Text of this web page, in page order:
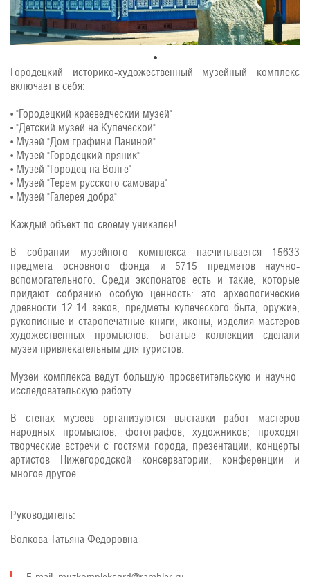
Городецкий историко-художественный музейный комплекс
включает в себя:
• "Городецкий краеведческий музей"
• "Детский музей на Купеческой"
• Музей "Дом графини Паниной"
• Музей "Городецкий пряник"
• Музей "Городец на Волге"
• Музей "Терем русского самовара"
• Музей "Галерея добра"
Каждый объект по-своему уникален!
В собрании музейного комплекса насчитывается 15633
предмета основного фонда и 5715 предметов научно-
вспомогательного. Среди экспонатов есть и такие, которые
придают собранию особую ценность: это археологические
древности 12-14 веков, предметы купеческого быта, оружие,
рукописные и старопечатные книги, иконы, изделия мастеров
художественных промыслов. Богатые коллекции сделали
музеи привлекательным для туристов.
Музеи комплекса ведут большую просветительскую и научно-
исследовательскую работу.
В стенах музеев организуются выставки работ мастеров
народных промыслов, фотографов, художников; проходят
творческие встречи с гостями города, презентации, концерты
артистов Нижегородской консерватории, конференции и
многое другое.
Руководитель:
Волкова Татьяна Фёдоровна